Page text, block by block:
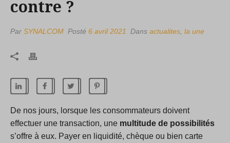
contre ?
Par SYNALCOM Posté 6 avril 2021 Dans actualites la une
De nos jours, lorsque les consommateurs doivent
effectuer une transaction, une multitude de possibilités
s’offre à eux. Payer en liquidité, chèque ou bien carte